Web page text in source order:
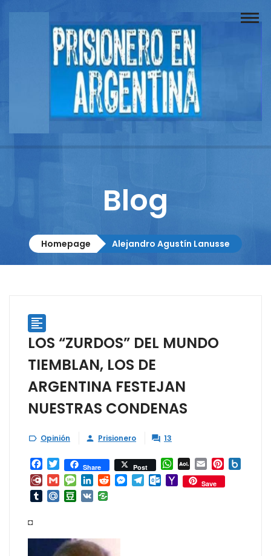
Buscador
Documentos
Columnistas
Contacto
Blog
Homepage Alejandro Agustín Lanusse

LOS “ZURDOS” DEL MUNDO
TIEMBLAN, LOS DE
ARGENTINA FESTEJAN
NUESTRAS CONDENAS
 Opinión  Prisionero  13
Facebook
TwitterShare Post WhatsApp
AOL
Mail
Email Pinterest
Diary.Ru
GmailMessage
LinkedIn
RedditMessenger
Telegram
Outlook.com
Yahoo
Mail
Save
TumblrMail.RuDouban
VK
◘